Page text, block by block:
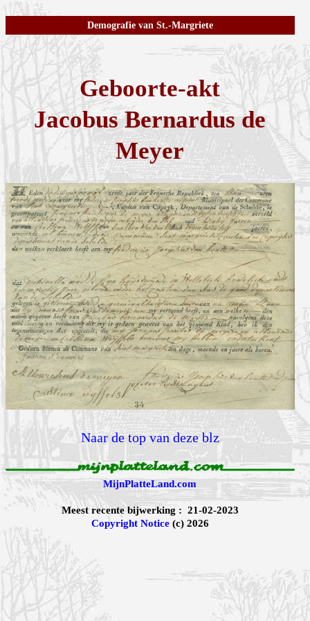
Demografie van St.-Margriete
Geboorte-akt
Jacobus Bernardus de
Meyer
Naar de top van deze blz
MijnPlatteLand.com
Meest recente bijwerking : 21-02-2023
Copyright Notice(c) 2026